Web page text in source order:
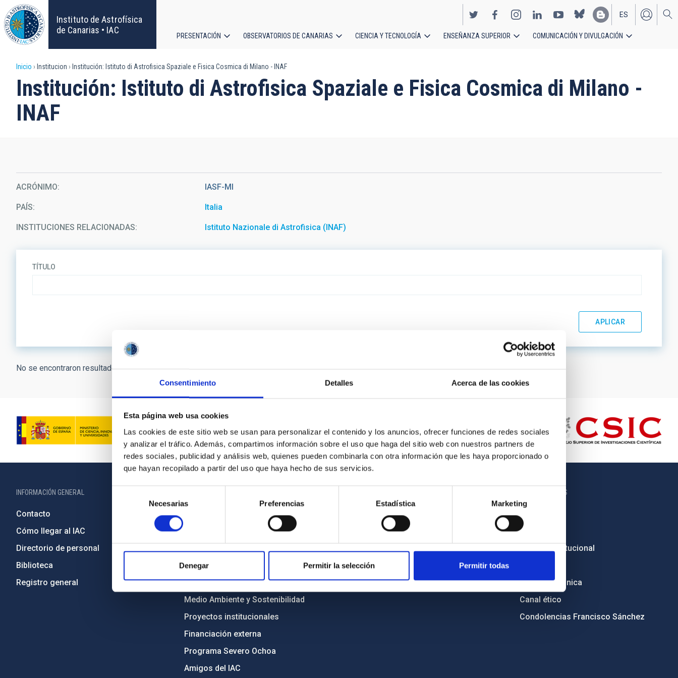
Consentimiento Detalles Acerca de las cookies
Esta página web usa cookies
Las cookies de este sitio web se usan para personalizar el contenido y los anuncios, ofrecer funciones de redes sociales
y analizar el tráfico. Además, compartimos información sobre el uso que haga del sitio web con nuestros partners de
redes sociales, publicidad y análisis web, quienes pueden combinarla con otra información que les haya proporcionado o
que hayan recopilado a partir del uso que haya hecho de sus servicios.
consentimiento
Necesarias Preferencias Estadística Marketing
Denegar Permitir la selección Permitir todas
Pasar
al
contenido
principal
Instituto de Astrofísica
de Canarias • IAC
EN
ES
principal
PRESENTACIÓN OBSERVATORIOS DE CANARIAS CIENCIA Y TECNOLOGÍA ENSEÑANZA SUPERIOR COMUNICACIÓN Y DIVULGACIÓN
Sobrescribir
enlaces
de
la
navegación
Inicio Institucion Institución: Istituto di Astrofisica Spaziale e Fisica Cosmica di Milano - INAF
Institución: Istituto di Astrofisica Spaziale e Fisica Cosmica di Milano -
INAF
ACRÓNIMO IASF-MI
PAÍS Italia
INSTITUCIONES RELACIONADAS Istituto Nazionale di Astrofisica (INAF)
TÍTULO
No se encontraron resultados.
INFORMACIÓN GENERAL
Contacto
Cómo llegar al IAC
Directorio de personal
Biblioteca
Registro general
Igualdad y diversidad de género
Forever IAC
Medio Ambiente y Sostenibilidad
Proyectos institucionales
Financiación externa
Programa Severo Ochoa
Amigos del IAC
Mapa web
Políticas de privacidad
Política de cookies
Accesibilidad
OTROS ENLACES
Empleo
Licitaciones
Imagen institucional
Sede electrónica
Canal ético
Condolencias Francisco Sánchez